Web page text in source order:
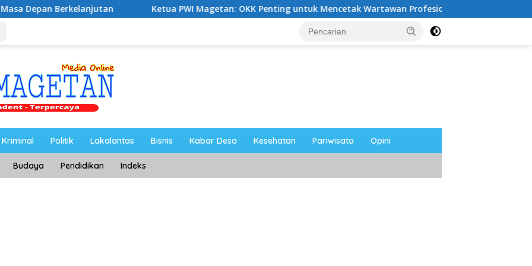
Ketua PWI Magetan: OKK Penting untuk Mencetak Wartawan Profesional, Berintegritas dan Terpercaya
Politik Lakalantas Bisnis Kabar Desa Kesehatan Pariwisata Opini
Budaya Pendidikan Indeks